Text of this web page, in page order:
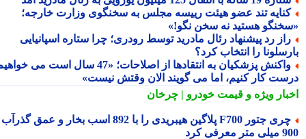
تند عضو هیئت رییسه مجلس به سخنگوی وزارت خارجه؛
هستید نه سخن نگو!»
رد پیشنهاد رئال مادرید توسط رودری؛ چرا ستاره اسپانیایی
را انتخاب کرد؟
واکنش پزشکیان به انتقادها از اصلاحات؛ «47 سال است می خواهیم
کار کنیم، اما می گویند الان وقتش نیست»
ویژهو قیمت خودرو | چرخان
چری جتور F700 پلاگین هیبریدی را با 892 اسب بخار و عمق گذرآب